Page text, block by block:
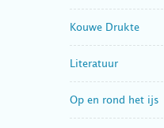
Kouwe Drukte
Literatuur
Op en rond het ijs